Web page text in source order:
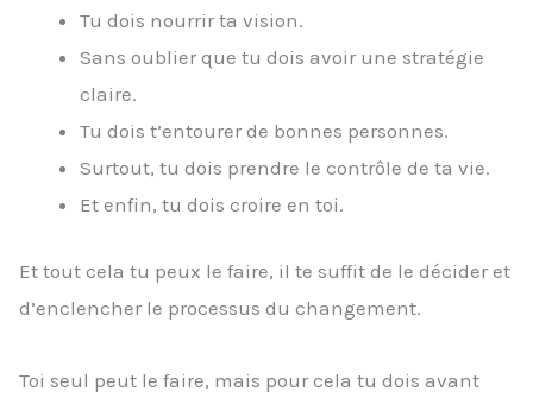
Tu dois nourrir ta vision.
Sans oublier que tu dois avoir une stratégie
claire.
Tu dois t’entourer de bonnes personnes.
Surtout, tu dois prendre le contrôle de ta vie.
Et enfin, tu dois croire en toi.
Et tout cela tu peux le faire, il te suffit de le décider et
d’enclencher le processus du changement.
Toi seul peut le faire, mais pour cela tu dois avant